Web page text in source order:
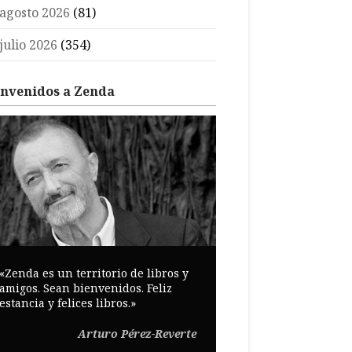
2026 (81)
2026 (354)
a Zenda
es un territorio de libros y
Sean bienvenidos. Feliz
y felices libros.»
Arturo Pérez-Reverte